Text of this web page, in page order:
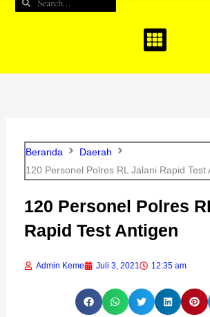
Beranda
Daerah
120 Personel Polres RL Jalani Rapid Test
120 Personel Polres
Rapid Test Antigen
Admin Keme Juli 3, 2021 12:35 am